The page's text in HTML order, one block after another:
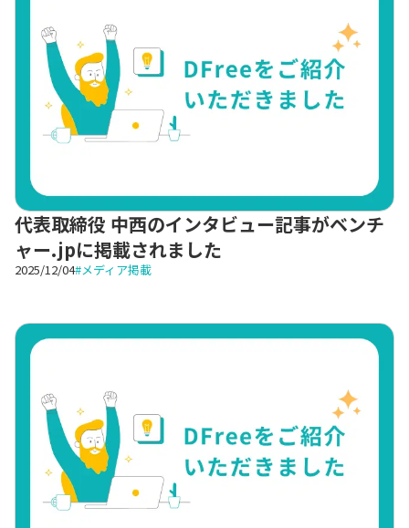
代表取締役 中西のインタビュー記事がベンチ
ャー.jpに掲載されました
2025/12/04#メディア掲載